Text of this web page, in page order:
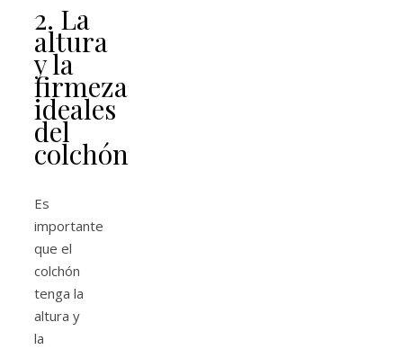
2. La
altura
y la
firmeza
ideales
del
colchón
Es
importante
que el
colchón
tenga la
altura y
la